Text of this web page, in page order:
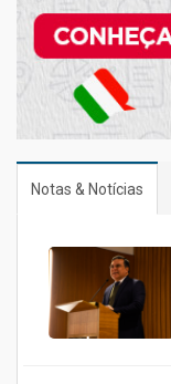
Notas & Notícias